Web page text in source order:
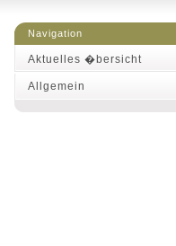
Navigation
Aktuelles �bersicht
Allgemein